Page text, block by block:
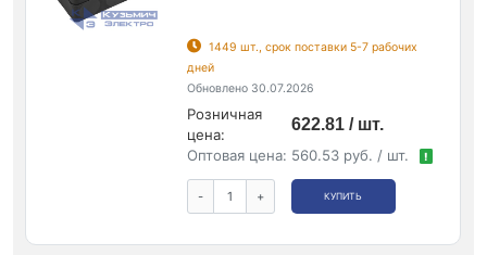
1449 шт., срок поставки 5-7 рабочих
дней
Обновлено 30.07.2026
Розничная
цена:
622.81 / шт.
Оптовая цена: 560.53 руб. / шт. !
- + КУПИТЬ